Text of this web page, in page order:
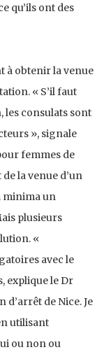
qu’ils ont des
à obtenir la venue
« S’il faut
les consulats sont
», signale
femmes de
la venue d’un
minima un
plusieurs
«
avec le
explique le Dr
de Nice. Je
utilisant
ou non ou